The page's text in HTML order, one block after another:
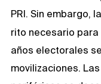
PRI. Sin embargo,
rito necesario
años electorales
movilizaciones.